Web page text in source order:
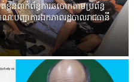
ពាក់ព័ន្ធការឆបោកតាមប្រព័ន្ធ
ៈបញ្ជាការឯកភាពរដ្ឋបាលរាជធានី